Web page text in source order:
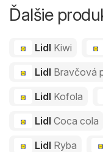
Ďalšie
Lidl Kiwi
Lidl Bravčová
Lidl Kofola
Lidl Coca cola
Lidl Ryba